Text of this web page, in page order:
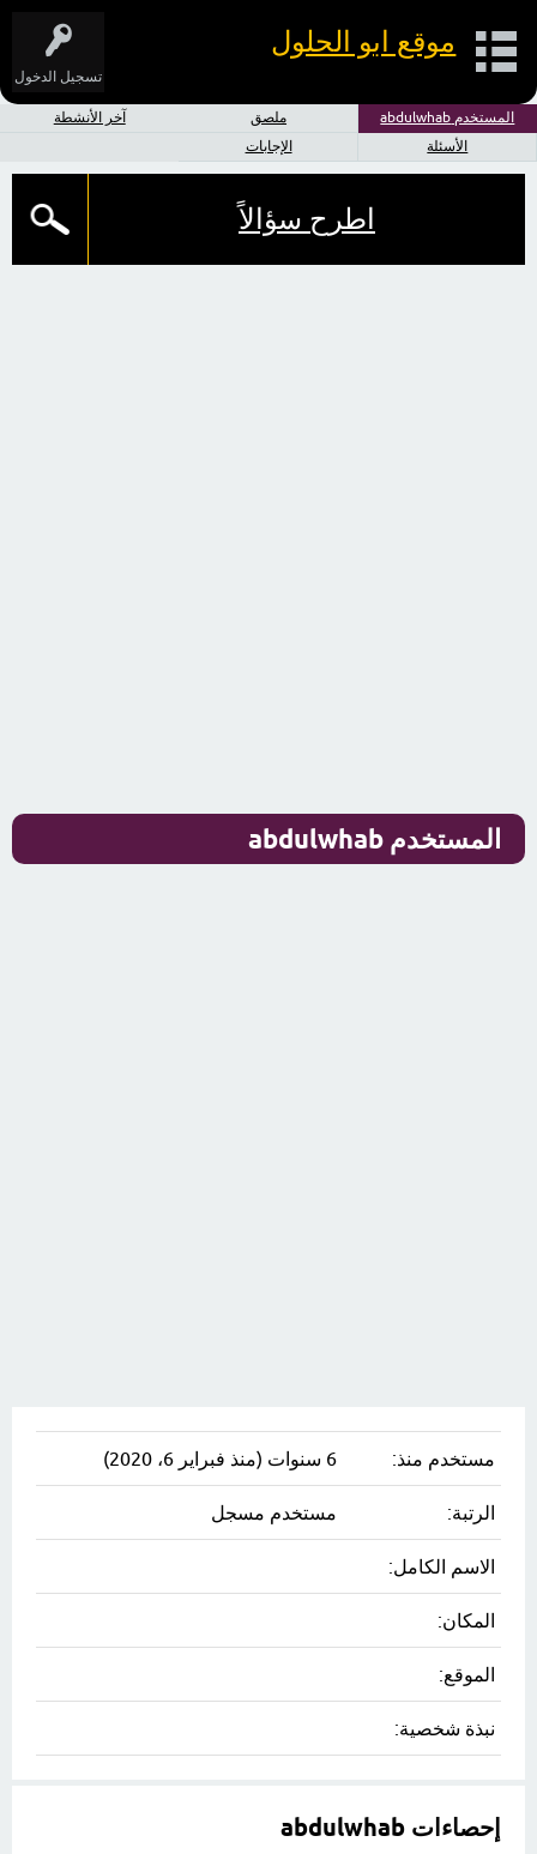
تسجيل الدخول
موقع ابو الحلول
المستخدم abdulwhab ملصق
آخر الأنشطة
الأسئلة
الإجابات
اطرح سؤالاً
المستخدم abdulwhab
مستخدم منذ: 6 سنوات (منذ فبراير 6، 2020)
الرتبة: مستخدم مسجل
الاسم الكامل:
المكان:
الموقع:
نبذة شخصية:
إحصاءات abdulwhab